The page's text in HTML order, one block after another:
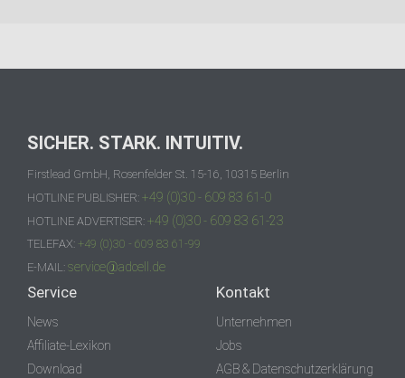
SICHER. STARK. INTUITIV.
Firstlead GmbH, Rosenfelder St. 15-16, 10315 Berlin
HOTLINE PUBLISHER: +49 (0)30 - 609 83 61-0
HOTLINE ADVERTISER: +49 (0)30 - 609 83 61-23
TELEFAX: +49 (0)30 - 609 83 61-99
E-MAIL: service@adcell.de
Service
News
Affiliate-Lexikon
Download
Kontakt
Unternehmen
Jobs
AGB & Datenschutzerklärung